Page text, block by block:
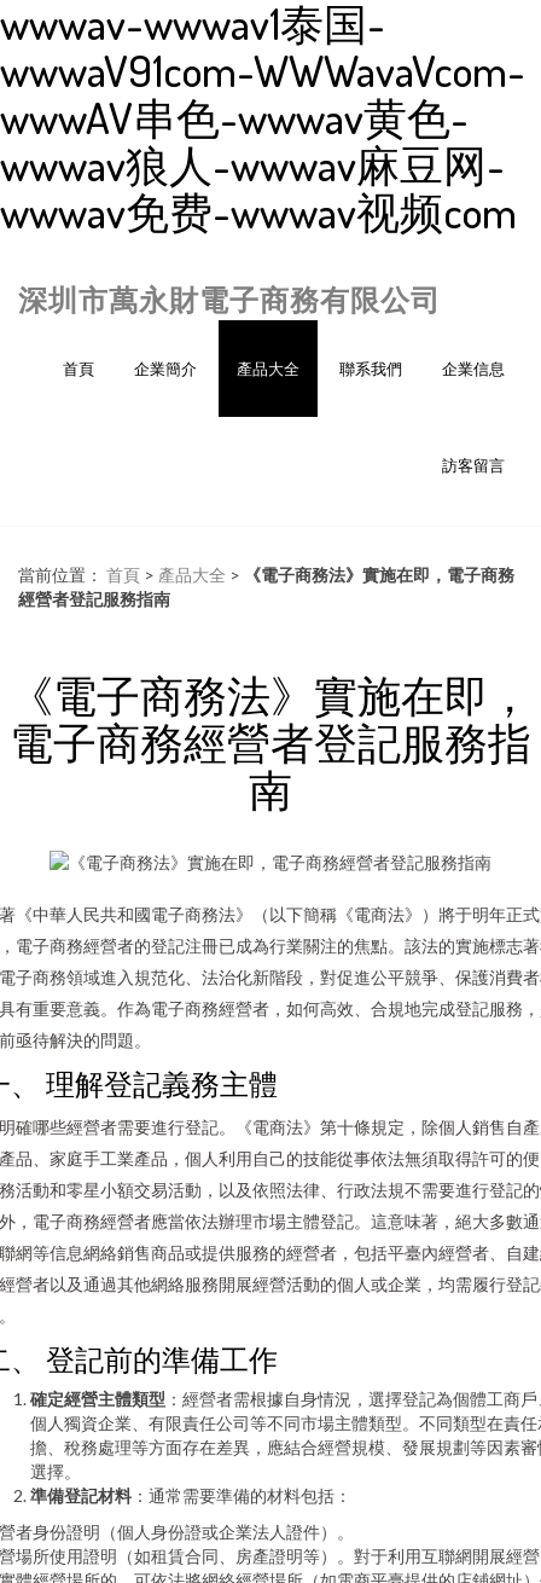
wwwav-wwwav1泰国-
wwwaV91com-WWWavaVcom-
wwwAV串色-wwwav黄色-
wwwav狼人-wwwav麻豆网-
wwwav免费-wwwav视频com
深圳市萬永財電子商務有限公司
首頁 企業簡介 產品大全 聯系我們 企業信息
訪客留言
當前位置： 首頁 > 產品大全 >
《電子商務法》實施在即，電子商務
經營者登記服務指南
《電子商務法》實施在即，
電子商務經營者登記服務指
南
《中華人民共和國電子商務法》（以下簡稱《電商法》）將于明年正
電子商務經營者的登記注冊已成為行業關注的焦點。該法的實施標志
子商務領域進入規范化、法治化新階段，對促進公平競爭、保護消費
有重要意義。作為電子商務經營者，如何高效、合規地完成登記服務
亟待解決的問題。
、 理解登記義務主體
確哪些經營者需要進行登記。《電商法》第十條規定，除個人銷售自
品、家庭手工業產品，個人利用自己的技能從事依法無須取得許可的
活動和零星小額交易活動，以及依照法律、行政法規不需要進行登記
，電子商務經營者應當依法辦理市場主體登記。這意味著，絕大多數
網等信息網絡銷售商品或提供服務的經營者，包括平臺內經營者、自
營者以及通過其他網絡服務開展經營活動的個人或企業，均需履行登
、 登記前的準備工作
確定經營主體類型 ：經營者需根據自身情況，選擇登記為個體工商
個人獨資企業、有限責任公司等不同市場主體類型。不同類型在責任
擔、稅務處理等方面存在差異，應結合經營規模、發展規劃等因素審
選擇。
準備登記材料 ：通常需要準備的材料包括：
者身份證明（個人身份證或企業法人證件）。
場所使用證明（如租賃合同、房產證明等）。對于利用互聯網開展經